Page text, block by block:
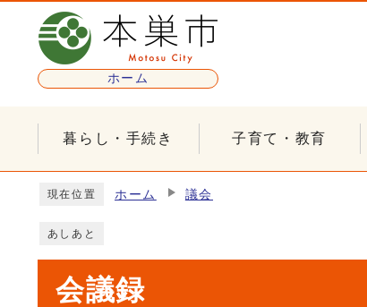
ページの先頭です
ホーム
暮らし・手続き 子育て・教育
現在位置 ホーム 議会
あしあと
会議録